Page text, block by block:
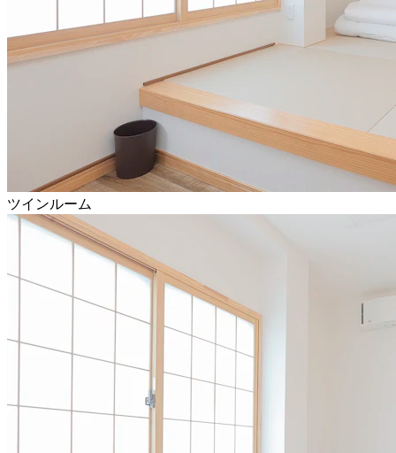
ツインルーム